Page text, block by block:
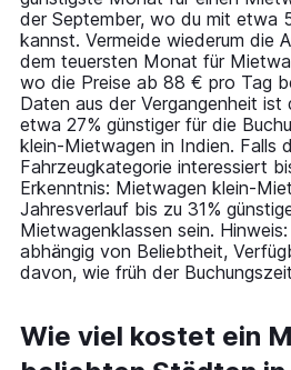
chart
has
1
Y
axis
displaying
values.
Range:
0
to
150.
der September, wo du mit etwa
kannst. Vermeide wiederum die
dem teuersten Monat für
wo die Preise ab 88 € pro Tag
Daten aus der Vergangenheit
etwa 27% günstiger für die
klein-Mietwagen in Indien. Falls
Fahrzeugkategorie interessiert
Erkenntnis: Mietwagen klein-
Jahresverlauf bis zu 31%
Mietwagenklassen sein.
abhängig von Beliebtheit,
davon, wie früh der
Wie viel kostet ein